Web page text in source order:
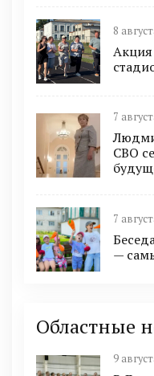
8
Акция
7
СВО
7
—
Областные
9